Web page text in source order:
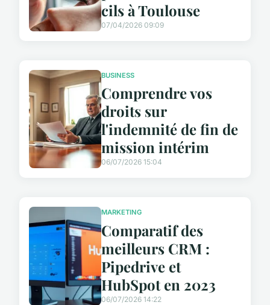
cils à Toulouse
07/04/2026 09:09
BUSINESS
Comprendre vos
droits sur
l'indemnité de fin de
mission intérim
06/07/2026 15:04
MARKETING
Comparatif des
meilleurs CRM :
Pipedrive et
HubSpot en 2023
06/07/2026 14:22